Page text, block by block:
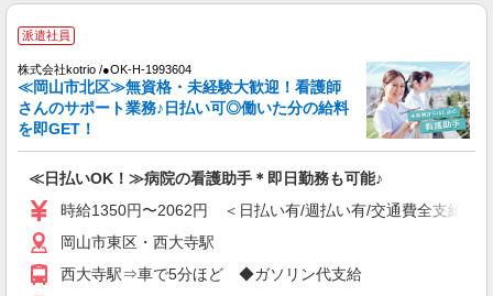
ン代含む)/日払い可/週払い可＞
キープ 詳細を見る
派遣社員
岡山市東区｜看護師さんのサポートスタッフ募
集♪医療行為なし
時給1350円〜2062円 ＜日払い有/週払い有/交
通費全支給(ガソリン代含む)＞
岡山市東区・西大寺駅
派遣社員
株式会社kotrio /●OK-H-1993604
≪岡山市北区≫無資格・未経験大歓迎！看護師
さんのサポート業務♪日払い可◎働いた分の給料
を即GET！
≪日払いOK！≫病院の看護助手＊即日勤務も可能♪
時給1350円〜2062円 ＜日払い有/週払い有/交通費全支給(ガ
岡山市東区・西大寺駅
西大寺駅⇒車で5分ほど ◆ガソリン代支給